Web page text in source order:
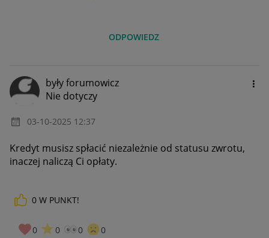
ODPOWIEDZ
były forumowicz
Nie dotyczy
‎03-10-2025 12:37
Kredyt musisz spłacić niezależnie od statusu zwrotu,
inaczej naliczą Ci opłaty.
0 W PUNKT!
0 0 0 0